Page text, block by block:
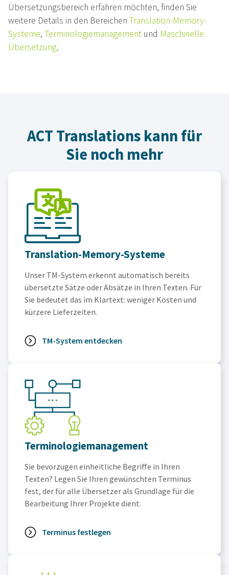
Übersetzungsbereich erfahren möchten, finden Sie
weitere Details in den Bereichen Translation-Memory-
Systeme, Terminologiemanagement und Maschinelle
Übersetzung.
ACT Translations kann für
Sie noch mehr
Translation-Memory-Systeme
Unser TM-System erkennt automatisch bereits
übersetzte Sätze oder Absätze in Ihren Texten. Für
Sie bedeutet das im Klartext: weniger Kosten und
kürzere Lieferzeiten.
TM-System entdecken
Terminologiemanagement
Sie bevorzugen einheitliche Begriffe in Ihren
Texten? Legen Sie Ihren gewünschten Terminus
fest, der für alle Übersetzer als Grundlage für die
Bearbeitung Ihrer Projekte dient.
Terminus festlegen